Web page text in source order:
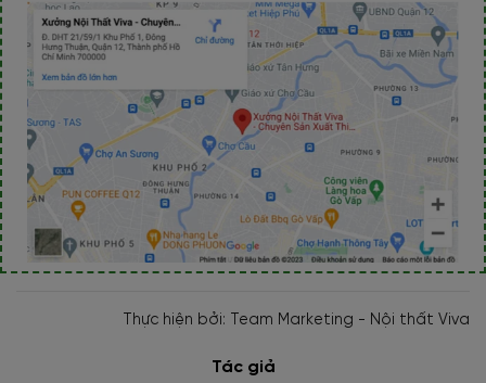
Thực hiện bởi: Team Marketing - Nội thất Viva
Tác giả